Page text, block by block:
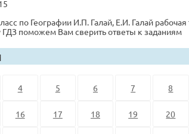
по Географии И.П. Галай, Е.И. Галай рабочая
ГДЗ поможем Вам сверить ответы к заданиям
4 5 6 7 8
16 17 18 19 20